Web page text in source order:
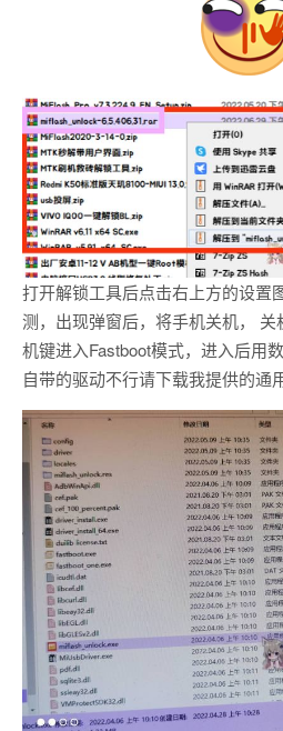
打开解锁工具后点击右上方的设置
测，出现弹窗后，将手机关机，
机键进入Fastboot模式，进入后用
自带的驱动不行请下载我提供的通